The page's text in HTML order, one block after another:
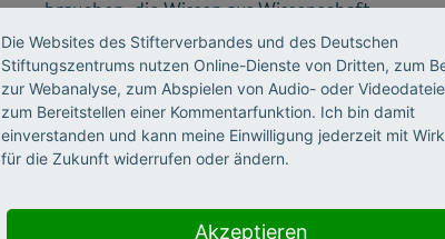
brauchen, die Wissen aus Wissenschaft,
Wirtschaft und Gesellschaft bündeln, erklärt
Volker Meyer-Guckel, Generalsekretär des
Stifterverbandes.
Die Websites des Stifterverbandes und des Deutschen
Stiftungszentrums nutzen Online-Dienste von Dritten, zum
zur Webanalyse, zum Abspielen von Audio- oder
zum Bereitstellen einer Kommentarfunktion. Ich bin damit
einverstanden und kann meine Einwilligung jederzeit mit
für die Zukunft widerrufen oder ändern.
Akzeptieren